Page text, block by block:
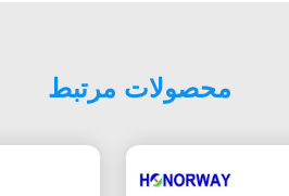
محصولات مرتبط